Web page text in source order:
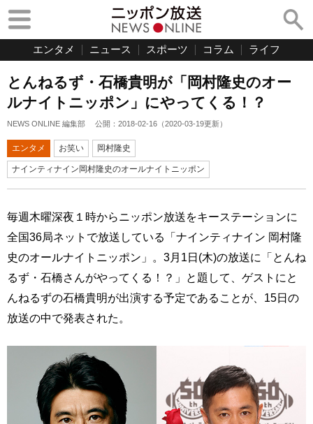
エンタメ ニュース スポーツ コラム ライフ
とんねるず・石橋貴明が「岡村隆史のオー
ルナイトニッポン」にやってくる！？
NEWS ONLINE 編集部 公開： 2018-02-16 （2020-03-19更新）
エンタメ お笑い 岡村隆史
ナインティナイン岡村隆史のオールナイトニッポン
毎週木曜深夜１時からニッポン放送をキーステーションに
全国36局ネットで放送している「ナインティナイン 岡村隆
史のオールナイトニッポン」。3月1日(木)の放送に「とんね
るず・石橋さんがやってくる！？」と題して、ゲストにと
んねるずの石橋貴明が出演する予定であることが、15日の
放送の中で発表された。